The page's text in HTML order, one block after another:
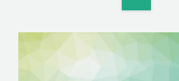
ABOUT US